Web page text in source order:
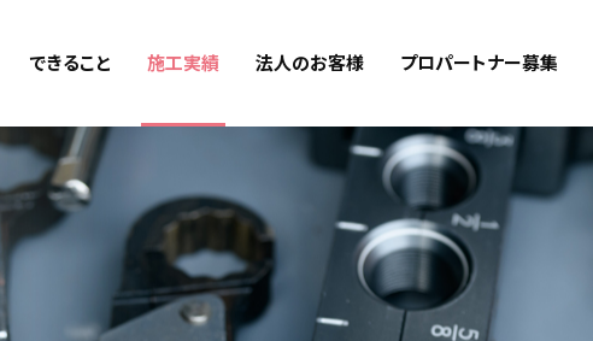
できること 施工実績 法人のお客様 プロパートナー募集